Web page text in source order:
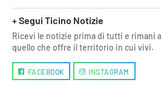
+ Segui Ticino Notizie
Ricevi le notizie prima di tutti e rimani
quello che offre il territorio in cui vivi.
FACEBOOK INSTAGRAM